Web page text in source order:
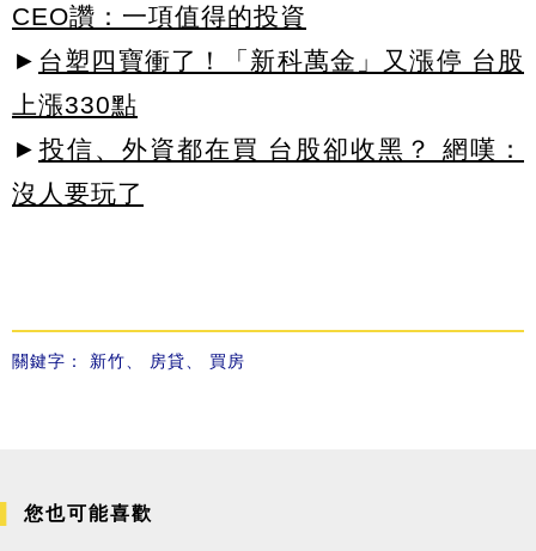
CEO讚：一項值得的投資
► 台塑四寶衝了！「新科萬金」又漲停 台股
上漲330點
► 投信、外資都在買 台股卻收黑？ 網嘆：
沒人要玩了
關鍵字： 新竹 房貸 買房
您也可能喜歡